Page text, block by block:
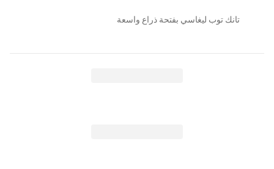
تانك توب ليغاسي بفتحة ذراع واسعة